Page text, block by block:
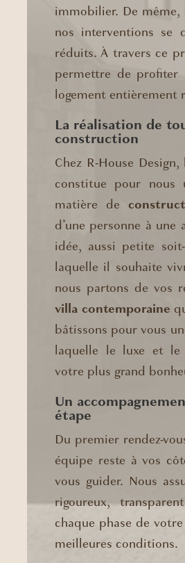
immobilier. De
nos interventions se
réduits. À travers ce
permettre de profiter
logement entièrement
La réalisation de
construction
Chez R-House
constitue pour nous
matière de
d’une personne à une
idée, aussi petite
laquelle il souhaite
nous partons de vos
villa contemporaine
bâtissons pour vous
laquelle le luxe et
votre plus grand
Un
étape
Du premier rendez-
équipe reste à vos
vous guider. Nous
rigoureux,
chaque phase de
meilleures conditions.